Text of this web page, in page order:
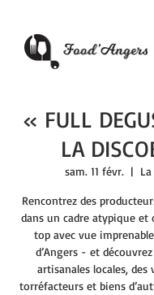
« FULL
LA
sam. 11 févr.
  |
Rencontrez des
dans un cadre atypique
top avec vue
d’Angers - et
artisanales locales, des
torréfacteurs et biens